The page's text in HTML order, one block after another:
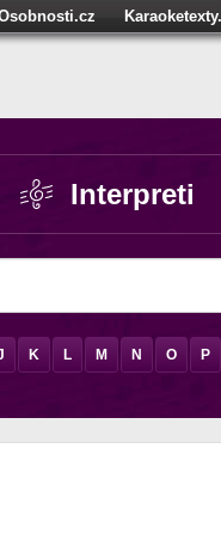
Interpreti
K L M N O P